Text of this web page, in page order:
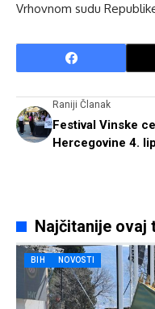
Vrhovnom sudu
Raniji Članak
Festival Vinske
Hercegovine 4.
Najčitanije ovaj
BIH NOVOSTI